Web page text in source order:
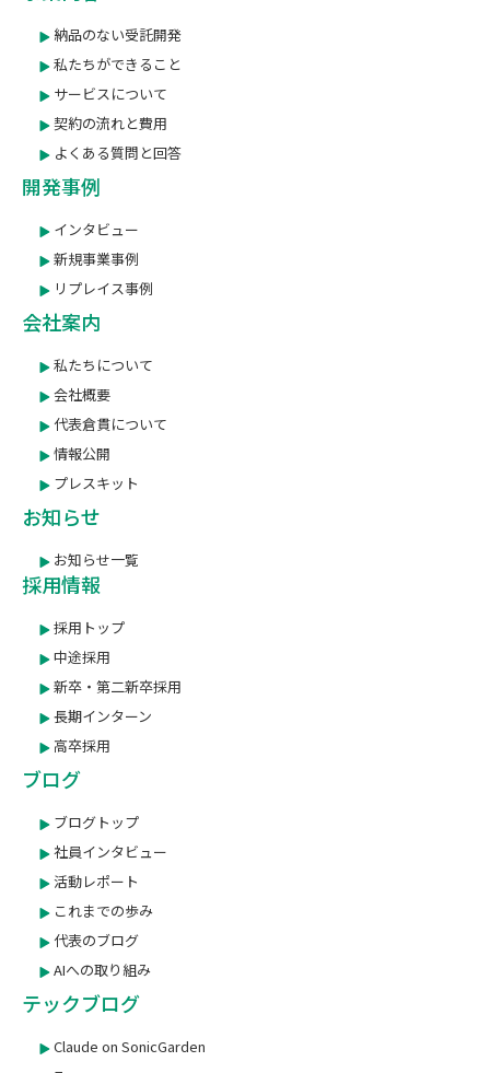
納品のない受託開発
私たちができること
サービスについて
契約の流れと費用
よくある質問と回答
開発事例
インタビュー
新規事業事例
リプレイス事例
会社案内
私たちについて
会社概要
代表倉貫について
情報公開
プレスキット
お知らせ
お知らせ一覧
採用情報
採用トップ
中途採用
新卒・第二新卒採用
長期インターン
高卒採用
ブログ
ブログトップ
社員インタビュー
活動レポート
これまでの歩み
代表のブログ
AIへの取り組み
テックブログ
Claude on SonicGarden